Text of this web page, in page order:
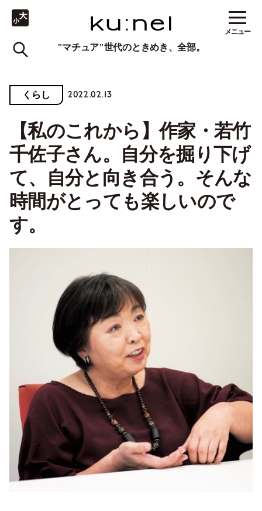
"マチュア"世代のときめき、全部。
メニュー
くらし 2022.02.13
【私のこれから】作家・若竹
千佐子さん。自分を掘り下げ
て、自分と向き合う。そんな
時間がとっても楽しいので
す。